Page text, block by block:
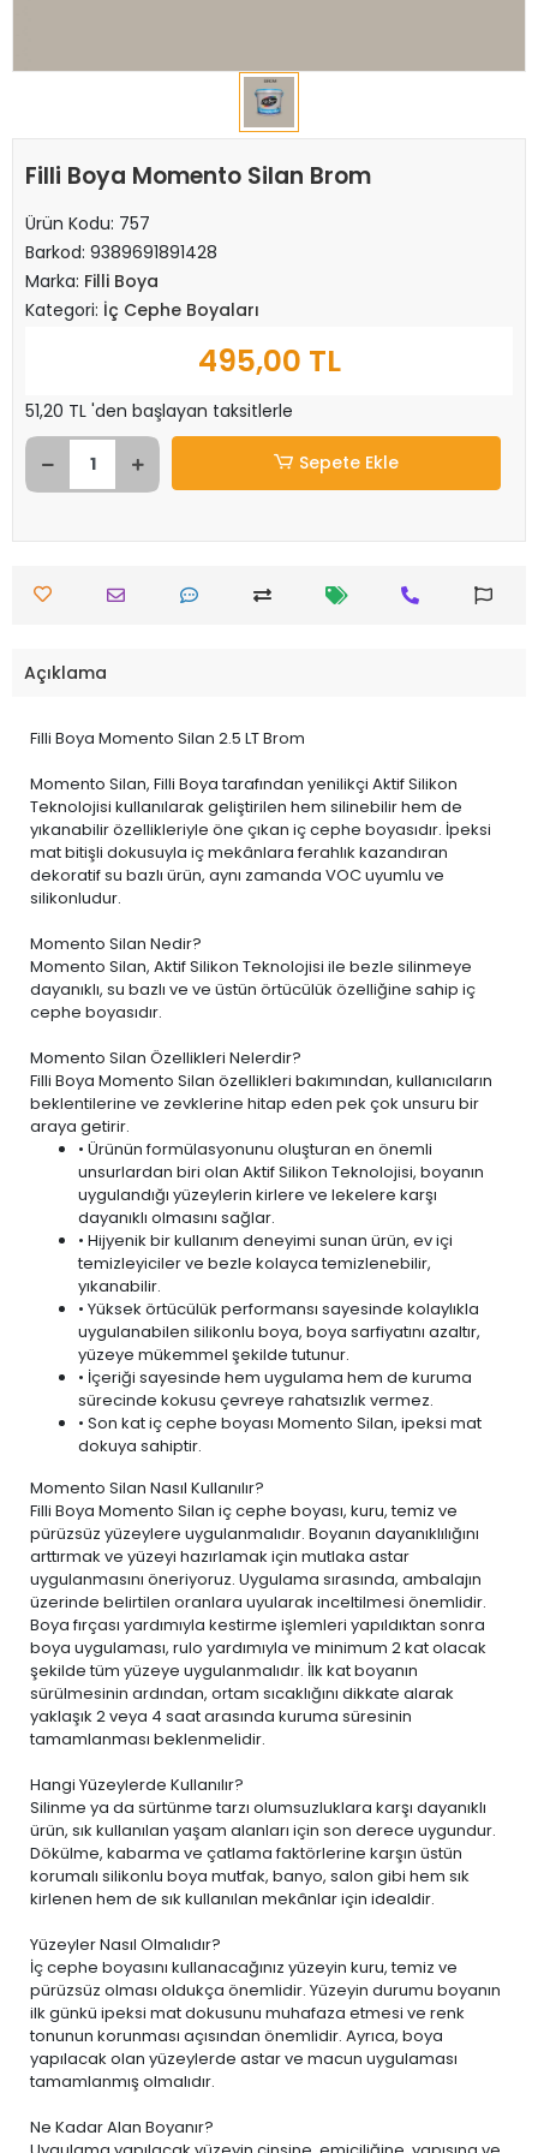
Filli Boya Momento Silan Brom
Ürün Kodu: 757
Barkod: 9389691891428
Marka: Filli Boya
Kategori: İç Cephe Boyaları
495,00 TL
51,20 TL 'den başlayan taksitlerle
Sepete Ekle
Açıklama
Filli Boya Momento Silan 2.5 LT Brom
Momento Silan, Filli Boya tarafından yenilikçi Aktif Silikon
Teknolojisi kullanılarak geliştirilen hem silinebilir hem de
yıkanabilir özellikleriyle öne çıkan iç cephe boyasıdır. İpeksi
mat bitişli dokusuyla iç mekânlara ferahlık kazandıran
dekoratif su bazlı ürün, aynı zamanda VOC uyumlu ve
silikonludur.
Momento Silan Nedir?
Momento Silan, Aktif Silikon Teknolojisi ile bezle silinmeye
dayanıklı, su bazlı ve ve üstün örtücülük özelliğine sahip iç
cephe boyasıdır.
Momento Silan Özellikleri Nelerdir?
Filli Boya Momento Silan özellikleri bakımından, kullanıcıların
beklentilerine ve zevklerine hitap eden pek çok unsuru bir
araya getirir.
• Ürünün formülasyonunu oluşturan en önemli
unsurlardan biri olan Aktif Silikon Teknolojisi, boyanın
uygulandığı yüzeylerin kirlere ve lekelere karşı
dayanıklı olmasını sağlar.
• Hijyenik bir kullanım deneyimi sunan ürün, ev içi
temizleyiciler ve bezle kolayca temizlenebilir,
yıkanabilir.
• Yüksek örtücülük performansı sayesinde kolaylıkla
uygulanabilen silikonlu boya, boya sarfiyatını azaltır,
yüzeye mükemmel şekilde tutunur.
• İçeriği sayesinde hem uygulama hem de kuruma
sürecinde kokusu çevreye rahatsızlık vermez.
• Son kat iç cephe boyası Momento Silan, ipeksi mat
dokuya sahiptir.
Momento Silan Nasıl Kullanılır?
Filli Boya Momento Silan iç cephe boyası, kuru, temiz ve
pürüzsüz yüzeylere uygulanmalıdır. Boyanın dayanıklılığını
arttırmak ve yüzeyi hazırlamak için mutlaka astar
uygulanmasını öneriyoruz. Uygulama sırasında, ambalajın
üzerinde belirtilen oranlara uyularak inceltilmesi önemlidir.
Boya fırçası yardımıyla kestirme işlemleri yapıldıktan sonra
boya uygulaması, rulo yardımıyla ve minimum 2 kat olacak
şekilde tüm yüzeye uygulanmalıdır. İlk kat boyanın
sürülmesinin ardından, ortam sıcaklığını dikkate alarak
yaklaşık 2 veya 4 saat arasında kuruma süresinin
tamamlanması beklenmelidir.
Hangi Yüzeylerde Kullanılır?
Silinme ya da sürtünme tarzı olumsuzluklara karşı dayanıklı
ürün, sık kullanılan yaşam alanları için son derece uygundur.
Dökülme, kabarma ve çatlama faktörlerine karşın üstün
korumalı silikonlu boya mutfak, banyo, salon gibi hem sık
kirlenen hem de sık kullanılan mekânlar için idealdir.
Yüzeyler Nasıl Olmalıdır?
İç cephe boyasını kullanacağınız yüzeyin kuru, temiz ve
pürüzsüz olması oldukça önemlidir. Yüzeyin durumu boyanın
ilk günkü ipeksi mat dokusunu muhafaza etmesi ve renk
tonunun korunması açısından önemlidir. Ayrıca, boya
yapılacak olan yüzeylerde astar ve macun uygulaması
tamamlanmış olmalıdır.
Ne Kadar Alan Boyanır?